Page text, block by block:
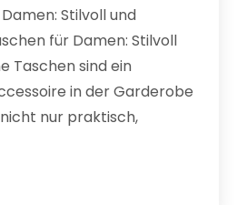
Stilvoll und
für Damen: Stilvoll
Taschen sind ein
in der Garderobe
nicht nur praktisch,